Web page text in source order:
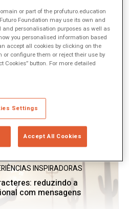
grande igualador ou
educação?
INSPIRADORAS
reduzindo a
com mensagens
or part of the profuturo.education
Foundation may use its own and
personalisation purposes as well as
you personalised information based
accept all cookies by clicking on the
or configure them or reject their use by
Cookies” button. For more detailed
Settings
Accept All Cookies